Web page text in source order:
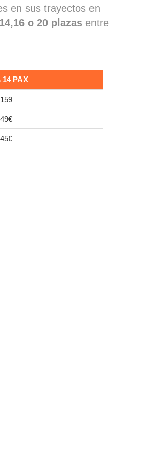
en sus trayectos en
o 20 plazas entre
PAX